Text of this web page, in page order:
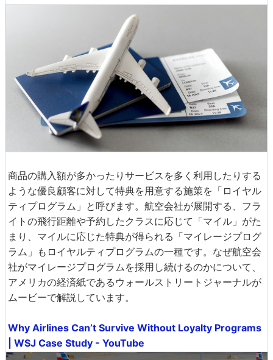
商品の購入額が多かったりサービスを多く利用したりする
ような優良顧客に対して特典を用意する施策を「ロイヤル
ティプログラム」と呼びます。航空会社が展開する、フラ
イトの飛行距離や予約したクラスに応じて「マイル」がた
まり、マイルに応じた特典が得られる「マイレージプログ
ラム」もロイヤルティプログラムの一種です。なぜ航空会
社がマイレージプログラムを採用し続けるのかについて、
アメリカの経済紙であるウォールストリートジャーナルが
ムービーで解説しています。
Why Airlines Can’t Survive Without Loyalty Programs
| WSJ Case Study - YouTube